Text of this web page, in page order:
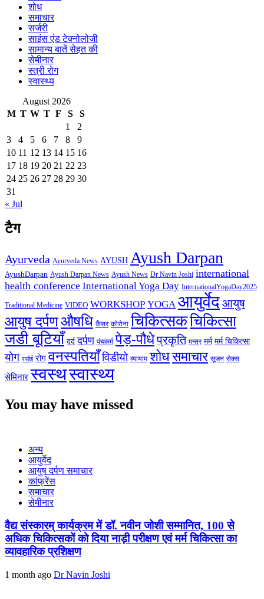
शोध
समाचार
सर्जरी
साइंस एंड टेक्नोलोजी
सामान्य बातें सेहत की
सेमीनार
स्त्री रोग
स्वास्थ्य
August 2026
M T W T F S
S
1
2
3
4 5 6 7 8
9
10 11 12 13 14 15 16
17 18 19 20 21 22 23
24 25 26 27 28 29 30
31
« Jul
टैग
Ayurveda Ayurveda News AYUSH Ayush Darpan
AyushDarpan Ayush Darpan News Ayush News Dr Navin Joshi international
health conference International Yoga Day InternationalYogaDay2025
Traditional Medicine VIDEO WORKSHOP YOGA आयुर्वेदआयुष
आयुष दर्पणऔषधि कैंसर कोरोना चिकित्सकचिकित्सा
जडी बूटियाँ दर्द दर्पण पंचकर्म पेड़-पौधेप्रकृति मन्त्र मर्म मर्म चिकित्सा
योग रसोई रोग वनस्पतियाँविडीयो व्यायाम शोधसमाचार सूजन सेक्स
सेमिनार स्वस्थस्वास्थ्य
You may have missed
अन्य
आयुर्वेद
आयुष दर्पण समाचार
कांफ्रेंस
समाचार
सेमीनार
वैद्य संस्कारम् कार्यक्रम में डॉ. नवीन जोशी सम्मानित, 100 से
अधिक चिकित्सकों को दिया नाड़ी परीक्षण एवं मर्म चिकित्सा का
व्यावहारिक प्रशिक्षण
1 month ago Dr Navin Joshi